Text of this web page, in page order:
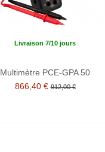
Livraison 7/10 jours
Multimètre PCE-GPA 50
866,40 € 912,00 €